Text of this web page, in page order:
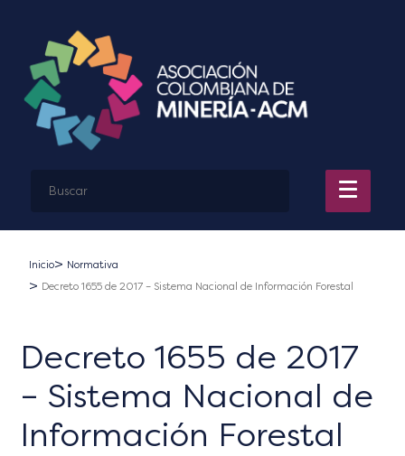
Inicio
Normativa
Decreto 1655 de 2017 – Sistema Nacional de Información Forestal
Decreto 1655 de 2017
– Sistema Nacional de
Información Forestal